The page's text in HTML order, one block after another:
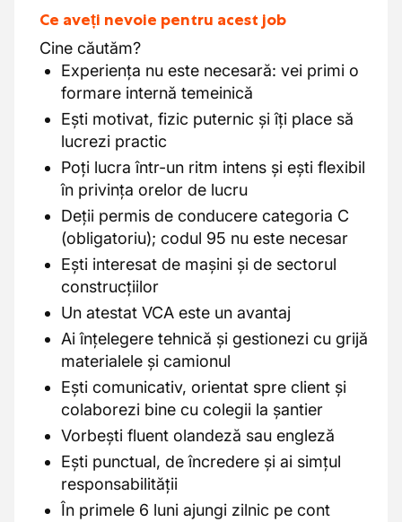
Ce aveți nevoie pentru acest job
Cine căutăm?
Experiența nu este necesară: vei primi o
formare internă temeinică
Ești motivat, fizic puternic și îți place să
lucrezi practic
Poți lucra într-un ritm intens și ești flexibil
în privința orelor de lucru
Deții permis de conducere categoria C
(obligatoriu); codul 95 nu este necesar
Ești interesat de mașini și de sectorul
construcțiilor
Un atestat VCA este un avantaj
Ai înțelegere tehnică și gestionezi cu grijă
materialele și camionul
Ești comunicativ, orientat spre client și
colaborezi bine cu colegii la șantier
Vorbești fluent olandeză sau engleză
Ești punctual, de încredere și ai simțul
responsabilității
În primele 6 luni ajungi zilnic pe cont